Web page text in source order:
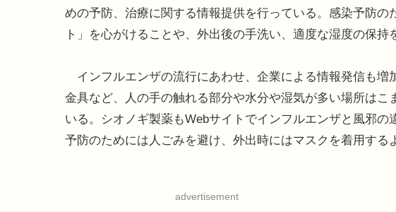
めの予防、治療に関する情報提供を行っている。感染予防の
ト」を心がけることや、外出後の手洗い、適度な湿度の保持
インフルエンザの流行にあわせ、企業による情報発信も増
金具など、人の手の触れる部分や水分や湿気が多い場所は
いる。シオノギ製薬もWebサイトでインフルエンザと風邪の
予防のためには人ごみを避け、外出時にはマスクを着用する
advertisement